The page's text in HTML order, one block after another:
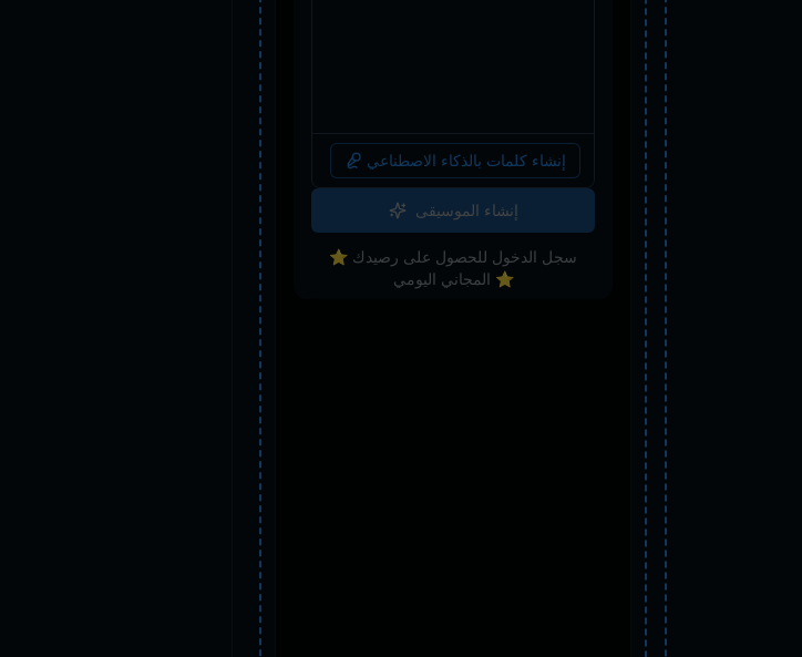
إنشاء كلمات بالذكاء الاصطناعي
إنشاء الموسيقى
⭐️ سجل الدخول للحصول على رصيدك
المجاني اليومي ⭐️